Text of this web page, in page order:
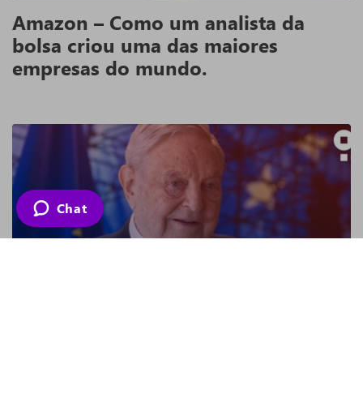
Amazon – Como um analista da
bolsa criou uma das maiores
empresas do mundo.
Chat